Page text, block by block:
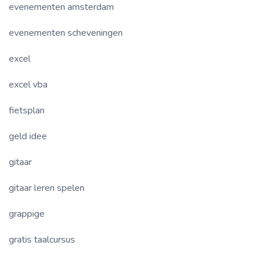
evenementen amsterdam
evenementen scheveningen
excel
excel vba
fietsplan
geld idee
gitaar
gitaar leren spelen
grappige
gratis taalcursus